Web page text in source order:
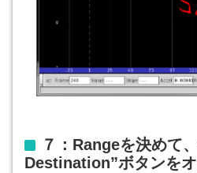
７：Rangeを決めて
Destination”ボタンをオ